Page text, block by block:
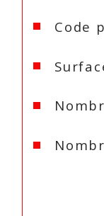
Code